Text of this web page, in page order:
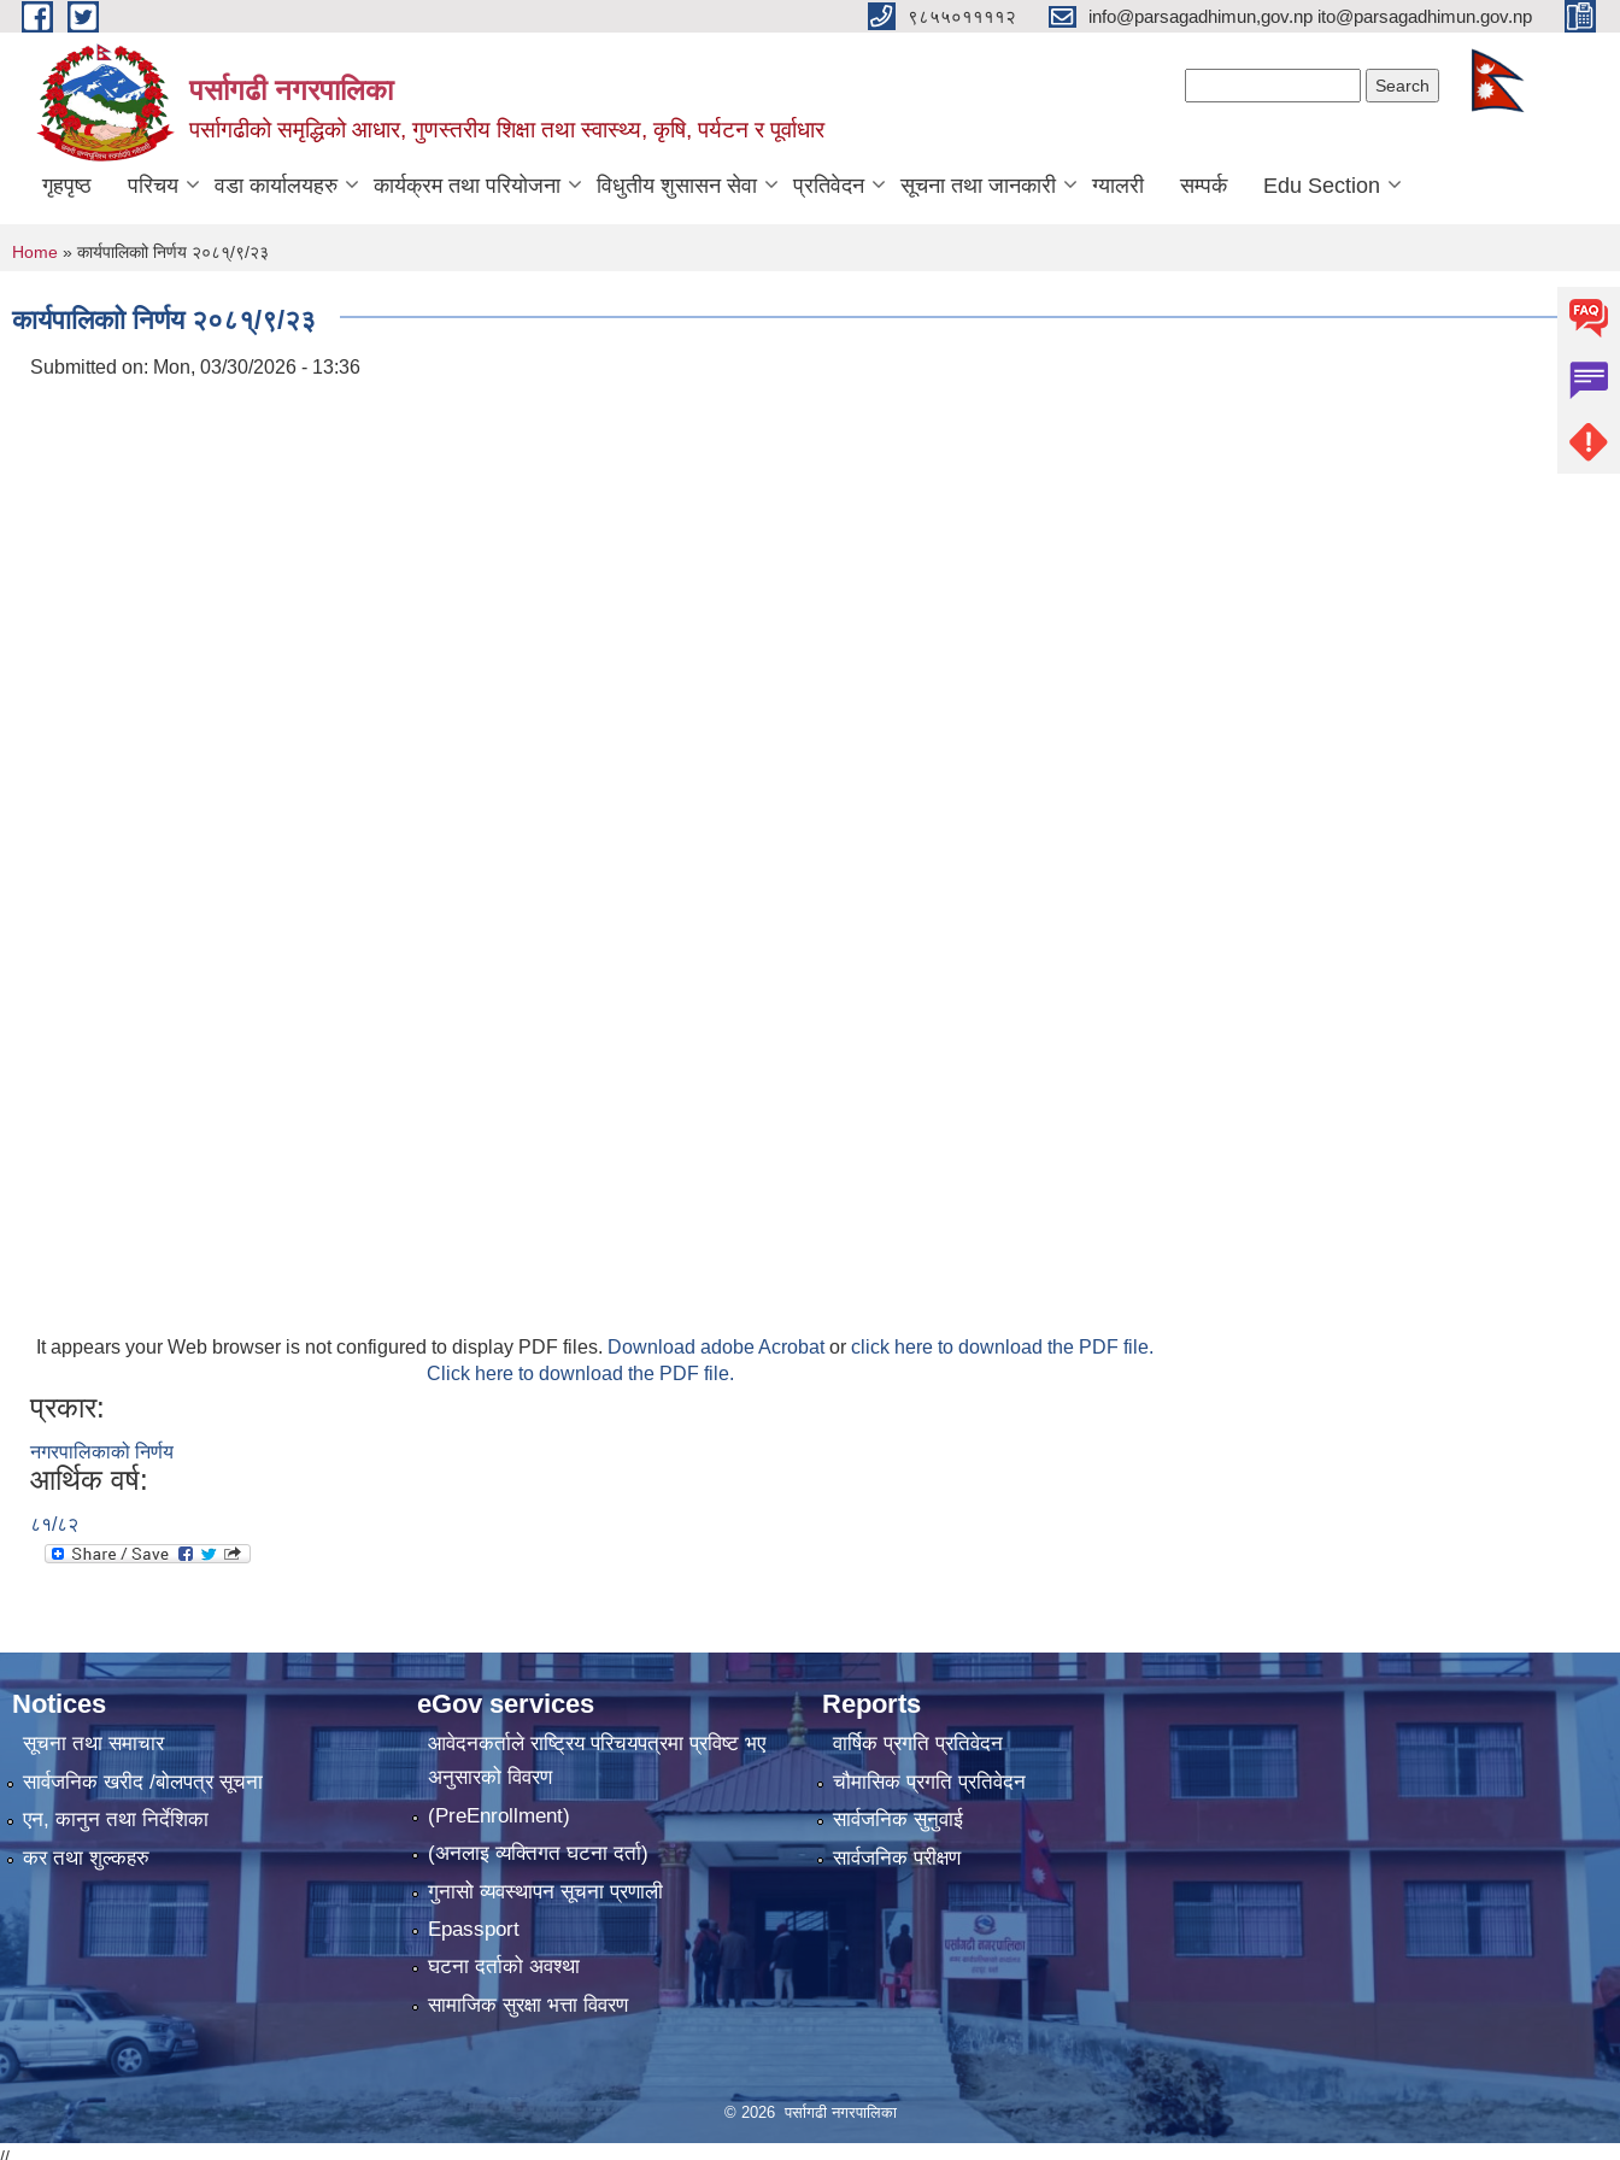
Skip to main content ९८५५०११११२ info@parsagadhimun,gov.np ito@parsagadhimun.gov.np
पर्सागढी नगरपालिका
पर्सागढीको समृद्धिको आधार, गुणस्तरीय शिक्षा तथा स्वास्थ्य, कृषि, पर्यटन र पूर्वाधार
गृहपृष्ठ परिचय वडा कार्यालयहरु कार्यक्रम तथा परियोजना विधुतीय शुसासन सेवा प्रतिवेदन सूचना तथा जानकारी ग्यालरी सम्पर्क Edu Section
You are here
Home » कार्यपालिकाो निर्णय २०८१्/९/२३
कार्यपालिकाो निर्णय २०८१्/९/२३
Submitted on: Mon, 03/30/2026 - 13:36
It appears your Web browser is not configured to display PDF files. Download adobe Acrobator click here to download the PDF file.
Click here to download the PDF file.
प्रकार:
नगरपालिकाको निर्णय
आर्थिक वर्ष:
८१/८२
Notices
सूचना तथा समाचार
सार्वजनिक खरीद /बोलपत्र सूचना
एन, कानुन तथा निर्देशिका
कर तथा शुल्कहरु
eGov services
आवेदनकर्ताले राष्‍ट्रिय परिचयपत्रमा प्रविष्ट भए
अनुसारको विवरण
(PreEnrollment)
(अनलाइ व्यक्तिगत घटना दर्ता)
गुनासो व्यवस्थापन सूचना प्रणाली
Epassport
घटना दर्ताको अवश्था
सामाजिक सुरक्षा भत्ता विवरण
Reports
वार्षिक प्रगति प्रतिवेदन
चौमासिक प्रगति प्रतिवेदन
सार्वजनिक सुनुवाई
सार्वजनिक परीक्षण
© 2026 पर्सागढी नगरपालिका
//